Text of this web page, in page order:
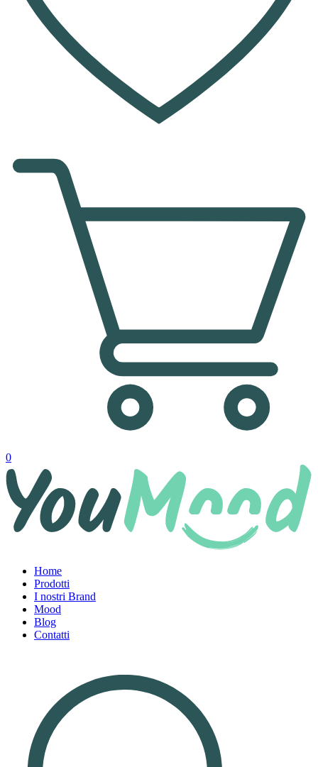
0
Home
Prodotti
I nostri Brand
Mood
Blog
Contatti